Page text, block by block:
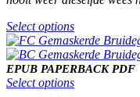
product
page
Select optionsThis
product
has
multiple
variants.
EPUB PAPERBACK PDF
Select optionsThis